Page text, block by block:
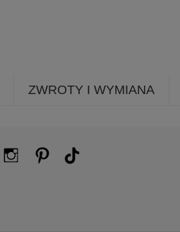
ZWROTY I WYMIANA